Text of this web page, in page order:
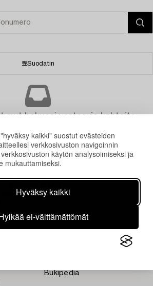
kaikki" suostut evästeiden
verkkosivuston navigoinnin
käytön analysoimiseksi ja
mukauttamiseksi.
Hyväksy kaikki
ei-välttämättömät
Suodatin
hakuasi vastaavia kohteita.
Bukipedia